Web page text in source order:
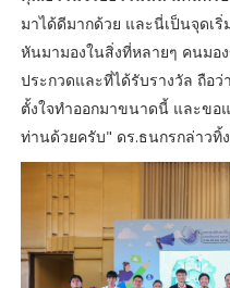
มาได้ดีมากด้วย และนี่เป็นจุดเ
หันมามองในสิ่งที่หลายๆ คนมอ
ประกวดและที่ได้รับรางวัล ถือ
ตั้งใจทำออกมาขนาดนี้ และขอ
ท่านด้วยครับ" ดร.ธนกรกล่าวทิ้